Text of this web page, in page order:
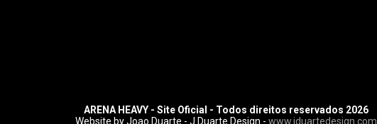
ARENA HEAVY - Site Oficial - Todos direitos reservados 2026
Website by Joao Duarte - J.Duarte Design - www.jduartedesign.com